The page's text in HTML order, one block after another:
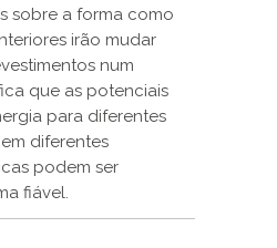
sobre a forma como
irão mudar
num
que as potenciais
para diferentes
diferentes
podem ser
fiável.